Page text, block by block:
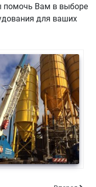
помочь Вам в выборе
для ваших